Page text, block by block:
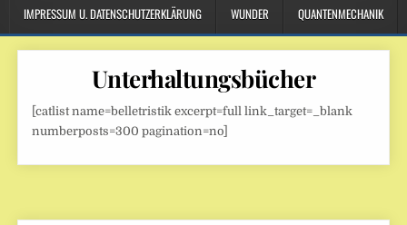
IMPRESSUM U. DATENSCHUTZERKLÄRUNG WUNDER QUANTENMECHANIK
Unterhaltungsbücher
[catlist name=belletristik excerpt=full link_target=_blank
numberposts=300 pagination=no]